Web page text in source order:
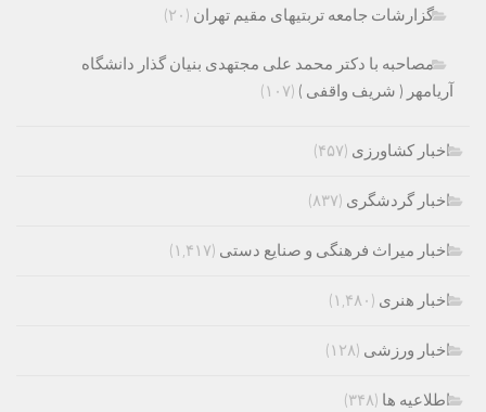
گزارشات جامعه تربتیهای مقیم تهران (۲۰)
مصاحبه با دکتر محمد علی مجتهدی بنیان گذار دانشگاه
آریامهر ( شریف واقفی ) (۱۰۷)
اخبار کشاورزی (۴۵۷)
اخبار گردشگری (۸۳۷)
اخبار میراث فرهنگی و صنایع دستی (۱,۴۱۷)
اخبار هنری (۱,۴۸۰)
اخبار ورزشی (۱۲۸)
اطلاعیه ها (۳۴۸)